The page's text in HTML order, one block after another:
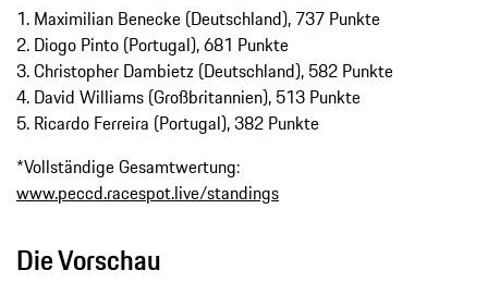
1. Maximilian Benecke (Deutschland), 737 Punkte
2. Diogo Pinto (Portugal), 681 Punkte
3. Christopher Dambietz (Deutschland), 582 Punkte
4. David Williams (Großbritannien), 513 Punkte
5. Ricardo Ferreira (Portugal), 382 Punkte
*Vollständige Gesamtwertung:
www.peccd.racespot.live/standings
Die Vorschau